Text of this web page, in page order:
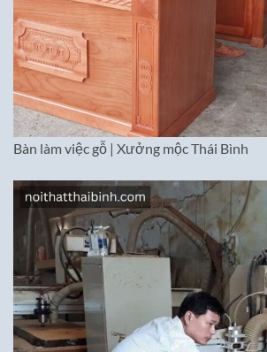
Bàn làm việc gỗ | Xưởng mộc Thái Bình